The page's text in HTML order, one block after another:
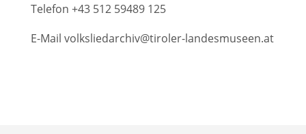
Telefon +43 512 59489 125
E-Mail volksliedarchiv@tiroler-landesmuseen.at